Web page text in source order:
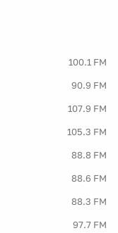
100.1 FM
90.9 FM
107.9 FM
105.3 FM
88.8 FM
88.6 FM
88.3 FM
97.7 FM